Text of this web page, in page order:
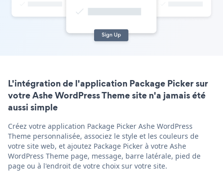
L'intégration de l'application Package Picker sur
votre Ashe WordPress Theme site n'a jamais été
aussi simple
Créez votre application Package Picker Ashe WordPress
Theme personnalisée, associez le style et les couleurs de
votre site web, et ajoutez Package Picker à votre Ashe
WordPress Theme page, message, barre latérale, pied de
page ou à l'endroit de votre choix sur votre site.